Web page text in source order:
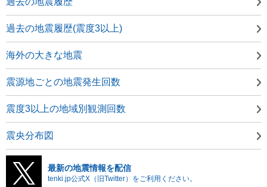
過去の地震履歴(震度3以上)
海外の大きな地震
震源地ごとの地震発生回数
震度3以上の地域別観測回数
震央分布図
最新の地震情報を配信
tenki.jp公式X（旧Twitter）をご利用ください。